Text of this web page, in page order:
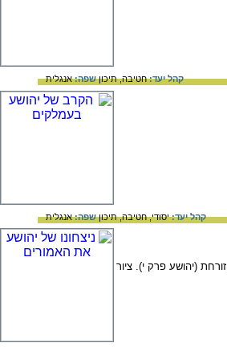
קהל יעד:חטיבה,תיכוןשפה:אנגלית
קהל יעד:יסודי,חטיבה,תיכוןשפה:אנגלית
(יהושע פרק י). ציור